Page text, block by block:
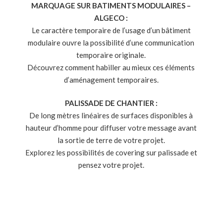
MARQUAGE SUR BATIMENTS MODULAIRES –
ALGECO :
Le caractère temporaire de l’usage d’un bâtiment
modulaire ouvre la possibilité d’une communication
temporaire originale.
Découvrez comment habiller au mieux ces éléments
d’aménagement temporaires.
PALISSADE DE CHANTIER :
De long mètres linéaires de surfaces disponibles à
hauteur d’homme pour diffuser votre message avant
la sortie de terre de votre projet.
Explorez les possibilités de covering sur palissade et
pensez votre projet.